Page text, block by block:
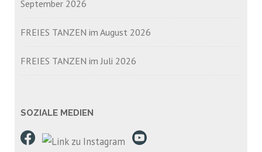
September 2026
FREIES TANZEN im August 2026
FREIES TANZEN im Juli 2026
SOZIALE MEDIEN